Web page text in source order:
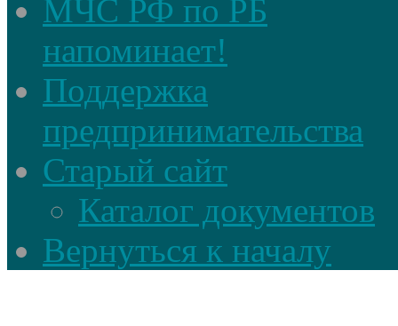
МЧС РФ по РБ
напоминает!
Поддержка
предпринимательства
Старый сайт
Каталог документов
Вернуться к началу